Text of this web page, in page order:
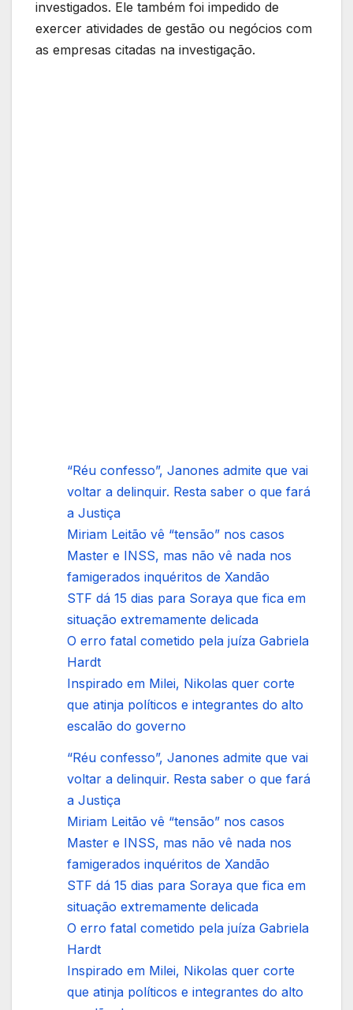
investigados. Ele também foi impedido de
exercer atividades de gestão ou negócios com
as empresas citadas na investigação.
“Réu confesso”, Janones admite que vai
voltar a delinquir. Resta saber o que fará
a Justiça
Miriam Leitão vê “tensão” nos casos
Master e INSS, mas não vê nada nos
famigerados inquéritos de Xandão
STF dá 15 dias para Soraya que fica em
situação extremamente delicada
O erro fatal cometido pela juíza Gabriela
Hardt
Inspirado em Milei, Nikolas quer corte
que atinja políticos e integrantes do alto
escalão do governo
“Réu confesso”, Janones admite que vai
voltar a delinquir. Resta saber o que fará
a Justiça
Miriam Leitão vê “tensão” nos casos
Master e INSS, mas não vê nada nos
famigerados inquéritos de Xandão
STF dá 15 dias para Soraya que fica em
situação extremamente delicada
O erro fatal cometido pela juíza Gabriela
Hardt
Inspirado em Milei, Nikolas quer corte
que atinja políticos e integrantes do alto